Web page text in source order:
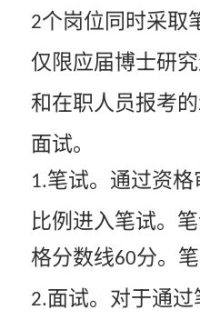
2个岗位同时采取
仅限应届博士研
和在职人员报考的
面试。
1.笔试。通过资
比例进入笔试。
格分数线60分。
2.面试。对于通